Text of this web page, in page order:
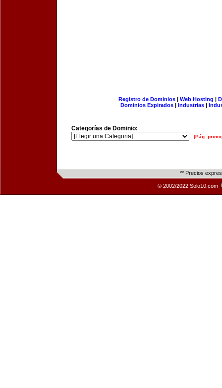
Registro de Dominios| Web Hosting |
Dominios Expirados | Industrias |
Categorías de Dominio:
[Pág.
** Precios
© 2002/2022 Solo10.com